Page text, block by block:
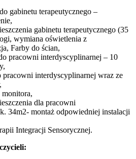
gabinetu terapeutycznego –
gabinetu terapeutycznego (35
wymiana oświetlenia z
Farby do ścian,
pracowni interdyscyplinarnej – 10
interdyscyplinarnej wraz ze
dla pracowni
34m2- montaż odpowiedniej instalacji
Integracji Sensorycznej.